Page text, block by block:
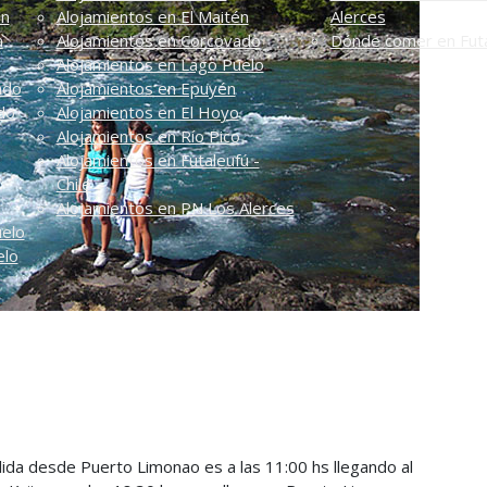
Alojamientos en El Maitén
Alojamientos en Corcovado
Alojamientos en Lago Puelo
Alojamientos en Epuyén
Alojamientos en El Hoyo
Alojamientos en Río Pico
Alojamientos en Futaleufú -
Chile
Alojamientos en PN Los Alerces
Alerces
Dónde comer en
desde Puerto Limonao es a las 11:00 hs llegando al